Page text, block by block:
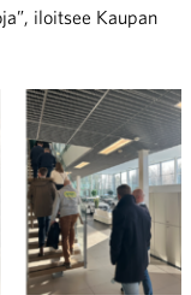
iloitsee Kaupan